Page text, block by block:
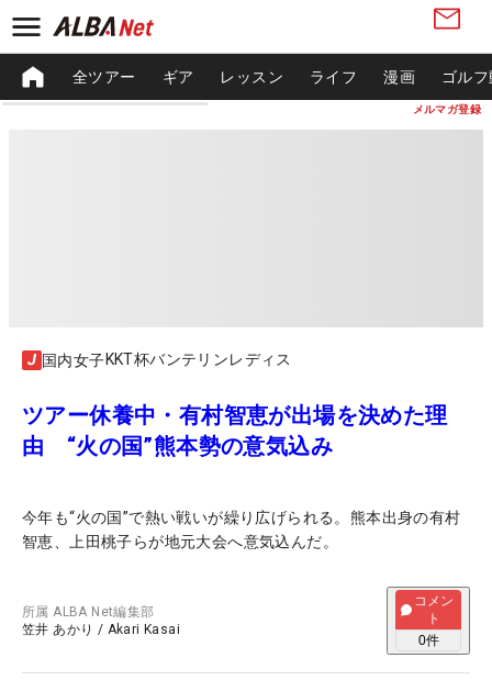
メルマガ登録
全ツアー ギア レッスン ライフ 漫画 ゴル
国内女子KKT杯バンテリンレディス
ツアー休養中・有村智恵が出場を決めた理
由 “火の国”熊本勢の意気込み
今年も“火の国”で熱い戦いが繰り広げられる。熊本出身の有村
智恵、上田桃子らが地元大会へ意気込んだ。
所属ALBA Net編集部
笠井 あかり / Akari Kasai
コメン
ト
0件